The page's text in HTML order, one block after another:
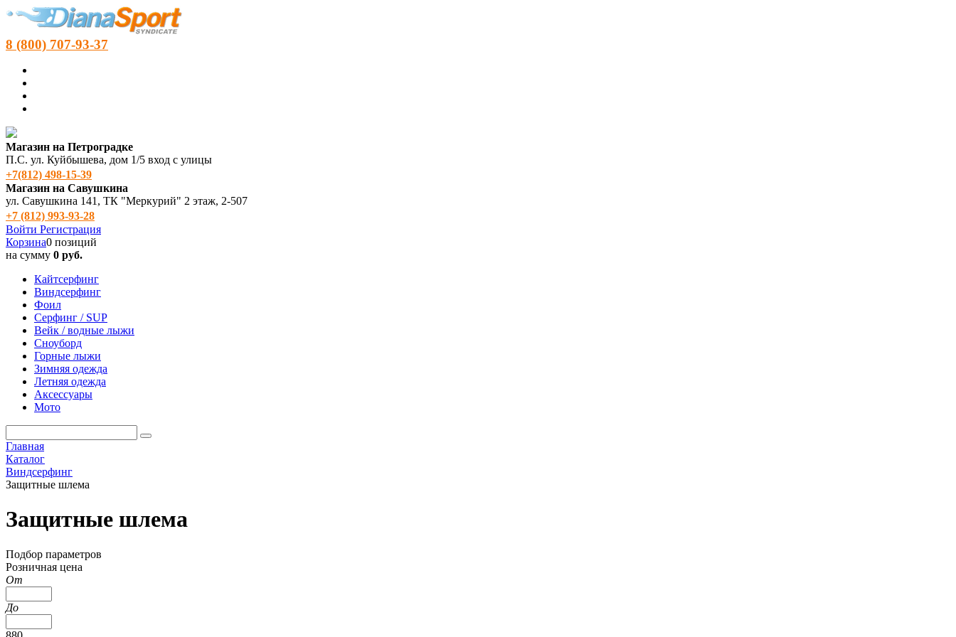
8 (800) 707-93-37
Магазин на Петроградке
П.С. ул. Куйбышева, дом 1/5 вход с улицы
+7(812) 498‑15-39
Магазин на Савушкина
ул. Савушкина 141, ТК "Меркурий" 2 этаж, 2-507
+7 (812) 993-93-28
Войти Регистрация
Корзина0 позиций
на сумму 0 руб.
Кайтсерфинг
Виндсерфинг
Фоил
Серфинг / SUP
Вейк / водные лыжи
Сноуборд
Горные лыжи
Зимняя одежда
Летняя одежда
Аксессуары
Мото
Главная
Каталог
Виндсерфинг
Защитные шлема
Защитные шлема
Подбор параметров
Розничная цена
От
До